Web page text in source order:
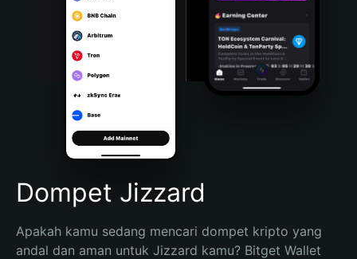
Português (Portugal)
Bahasa Indonesia
Português (Brasil)
Español (Argentina)
Dompet Jizzard
Apakah kamu sedang mencari dompet kripto yang
andal dan aman untuk Jizzard kamu? Bitget Wallet